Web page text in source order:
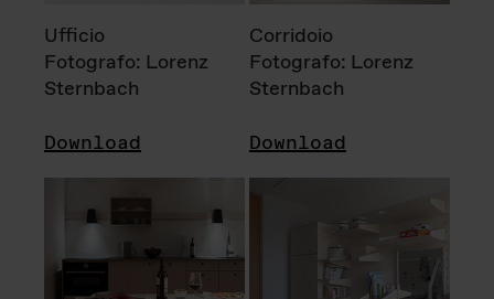
Ufficio
Fotografo: Lorenz
Sternbach
Download
Corridoio
Fotografo: Lorenz
Sternbach
Download